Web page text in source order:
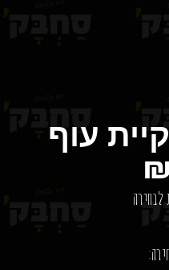
עוף
לבחירה